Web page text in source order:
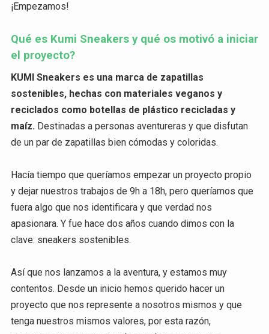
¡Empezamos!
Qué es Kumi Sneakers y qué os motivó a iniciar
el proyecto?
KUMI Sneakers es una marca de zapatillas
sostenibles, hechas con materiales veganos y
reciclados como botellas de plástico recicladas y
maíz.Destinadas a personas aventureras y que disfutan
de un par de zapatillas bien cómodas y coloridas.
Hacía tiempo que queríamos empezar un proyecto propio
y dejar nuestros trabajos de 9h a 18h, pero queríamos que
fuera algo que nos identificara y que verdad nos
apasionara. Y fue hace dos años cuando dimos con la
clave: sneakers sostenibles.
Así que nos lanzamos a la aventura, y estamos muy
contentos. Desde un inicio hemos querido hacer un
proyecto que nos represente a nosotros mismos y que
tenga nuestros mismos valores, por esta razón,